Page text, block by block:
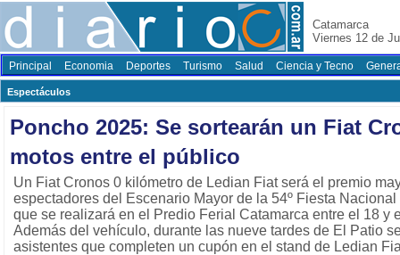
Catamarca
Viernes 12 de
Principal Economia Deportes Turismo Salud Ciencia y Tecno
Espectáculos
Poncho 2025: Se sortearán un Fiat
motos entre el público
Un Fiat Cronos 0 kilómetro de Ledian Fiat será el premio
espectadores del Escenario Mayor de la 54º Fiesta
que se realizará en el Predio Ferial Catamarca entre el 18 y
Además del vehículo, durante las nueve tardes de El Patio
asistentes que completen un cupón en el stand de Ledian